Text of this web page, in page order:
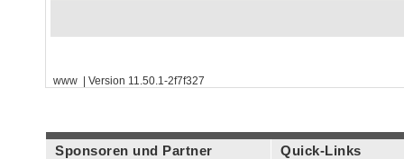
www | Version 11.50.1-2f7f327
Sponsoren und Partner Quick-Links